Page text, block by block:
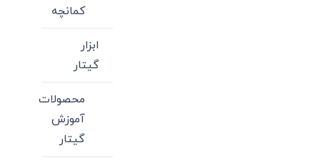
کمانچه
ابزار
گیتار
محصولات
آموزش
گیتار